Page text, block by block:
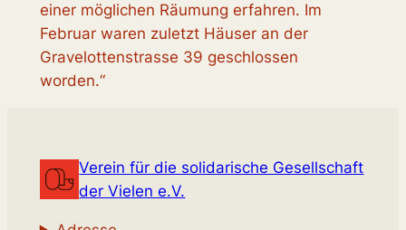
einer möglichen Räumung erfahren. Im
Februar waren zuletzt Häuser an der
Gravelottenstrasse 39 geschlossen
worden.“
Verein für die solidarische Gesellschaft
der Vielen e.V.